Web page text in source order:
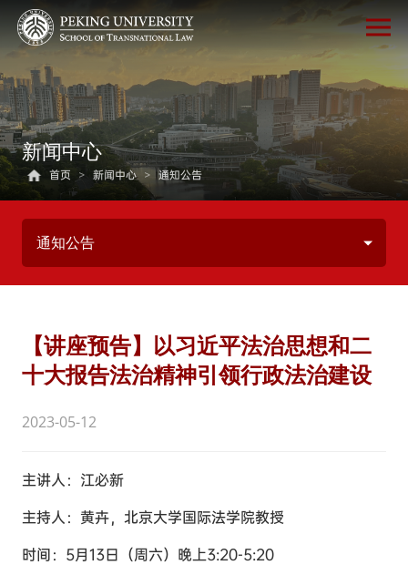
新闻中心
首页 > 新闻中心 > 通知公告
通知公告
【讲座预告】以习近平法治思想和二
十大报告法治精神引领行政法治建设
2023-05-12
主讲人：江必新
主持人：黄卉，北京大学国际法学院教授
时间：5月13日（周六）晚上3:20-5:20